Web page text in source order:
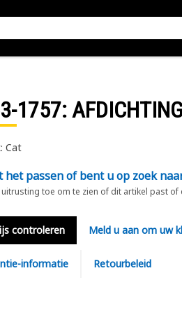
1757: AFDICHTING
Cat
het passen of bent u op zoek
toe om te zien of dit artikel past
controleren Meld u aan om uw
informatie Retourbeleid